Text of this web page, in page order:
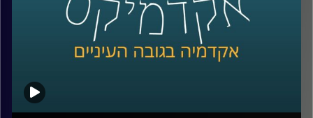
קרדיט תמונות:AudioVersity